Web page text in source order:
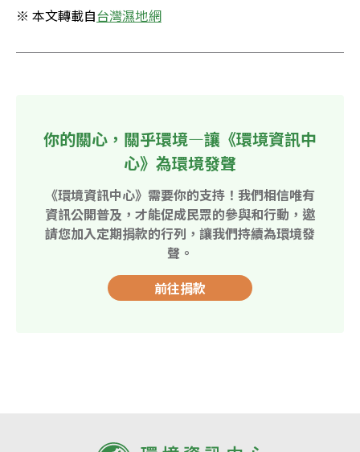
※ 本文轉載自台灣濕地網
你的關心，關乎環境—讓《環境資訊中
心》為環境發聲
《環境資訊中心》需要你的支持！我們相信唯有
資訊公開普及，才能促成民眾的參與和行動，邀
請您加入定期捐款的行列，讓我們持續為環境發
聲。
前往捐款